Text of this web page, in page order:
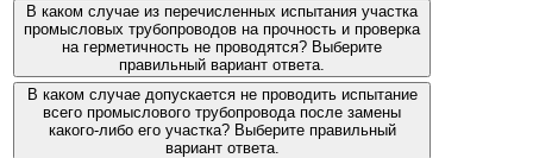
В каком случае из перечисленных испытания участка
промысловых трубопроводов на прочность и проверка
на герметичность не проводятся? Выберите
правильный вариант ответа.
В каком случае допускается не проводить испытание
всего промыслового трубопровода после замены
какого-либо его участка? Выберите правильный
вариант ответа.